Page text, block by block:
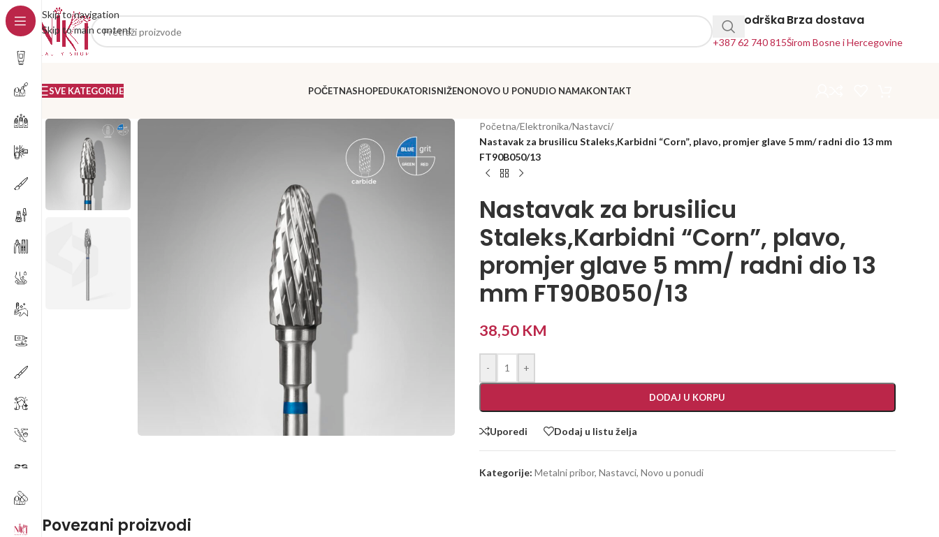
Skip to navigation
Skip to main content
24h Podrška
+387 62 740 815
Brza dostava
Širom Bosne i Hercegovine
SVE KATEGORIJE POČETNASHOPEDUKATORISNIŽENONOVO U PONUDIO NAMAKONTAKT
Početna/Elektronika/Nastavci/
Nastavak za brusilicu Staleks,Karbidni “Corn”, plavo, promjer glave 5 mm/ radni dio 13 mm
FT90B050/13
Nastavak za brusilicu
Staleks,Karbidni “Corn”, plavo,
promjer glave 5 mm/ radni dio 13
mm FT90B050/13
38,50 KM
- +
DODAJ U KORPU
Uporedi Dodaj u listu želja
Kategorije: Metalni pribor, Nastavci, Novo u ponudi
Povezani proizvodi